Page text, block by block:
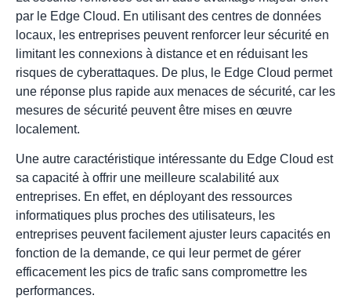
par le Edge Cloud. En utilisant des centres de données
locaux, les entreprises peuvent renforcer leur sécurité en
limitant les connexions à distance et en réduisant les
risques de cyberattaques. De plus, le Edge Cloud permet
une réponse plus rapide aux menaces de sécurité, car les
mesures de sécurité peuvent être mises en œuvre
localement.
Une autre caractéristique intéressante du Edge Cloud est
sa capacité à offrir une meilleure scalabilité aux
entreprises. En effet, en déployant des ressources
informatiques plus proches des utilisateurs, les
entreprises peuvent facilement ajuster leurs capacités en
fonction de la demande, ce qui leur permet de gérer
efficacement les pics de trafic sans compromettre les
performances.